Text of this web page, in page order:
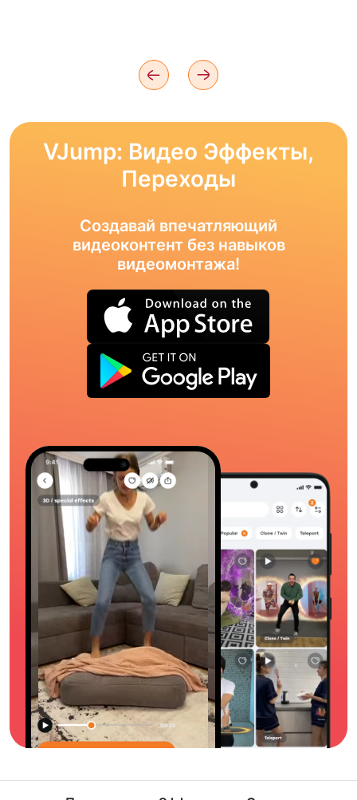
VJump: Видео Эффекты,
Переходы
Создавай впечатляющий
видеоконтент без навыков
видеомонтажа!